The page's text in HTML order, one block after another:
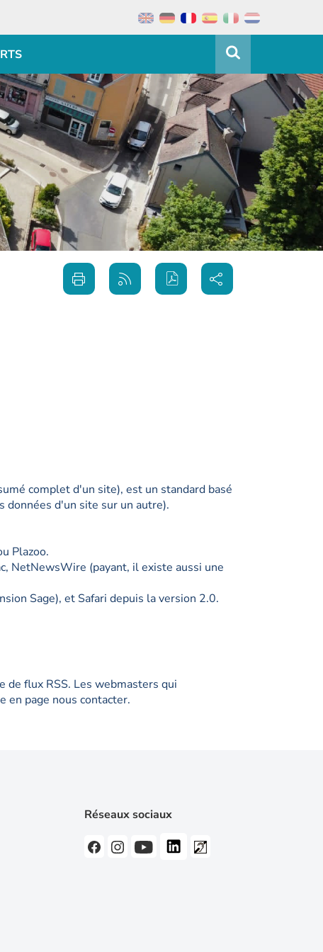
Imprimer
cette
page
Générer
le flux
RSS
Partager
sur les
réseaux
sociaux
complet d'un site), est un standard basé
données d'un site sur un autre).
Plazoo.
NetNewsWire (payant, il existe aussi une
Sage), et Safari depuis la version 2.0.
de flux RSS. Les webmasters qui
en page nous contacter.
Réseaux sociaux